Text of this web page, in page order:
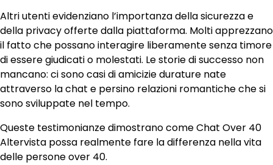
Altri utenti evidenziano l’importanza della sicurezza e
della privacy offerte dalla piattaforma. Molti apprezzano
il fatto che possano interagire liberamente senza timore
di essere giudicati o molestati. Le storie di successo non
mancano: ci sono casi di amicizie durature nate
attraverso la chat e persino relazioni romantiche che si
sono sviluppate nel tempo.
Queste testimonianze dimostrano come Chat Over 40
Altervista possa realmente fare la differenza nella vita
delle persone over 40.